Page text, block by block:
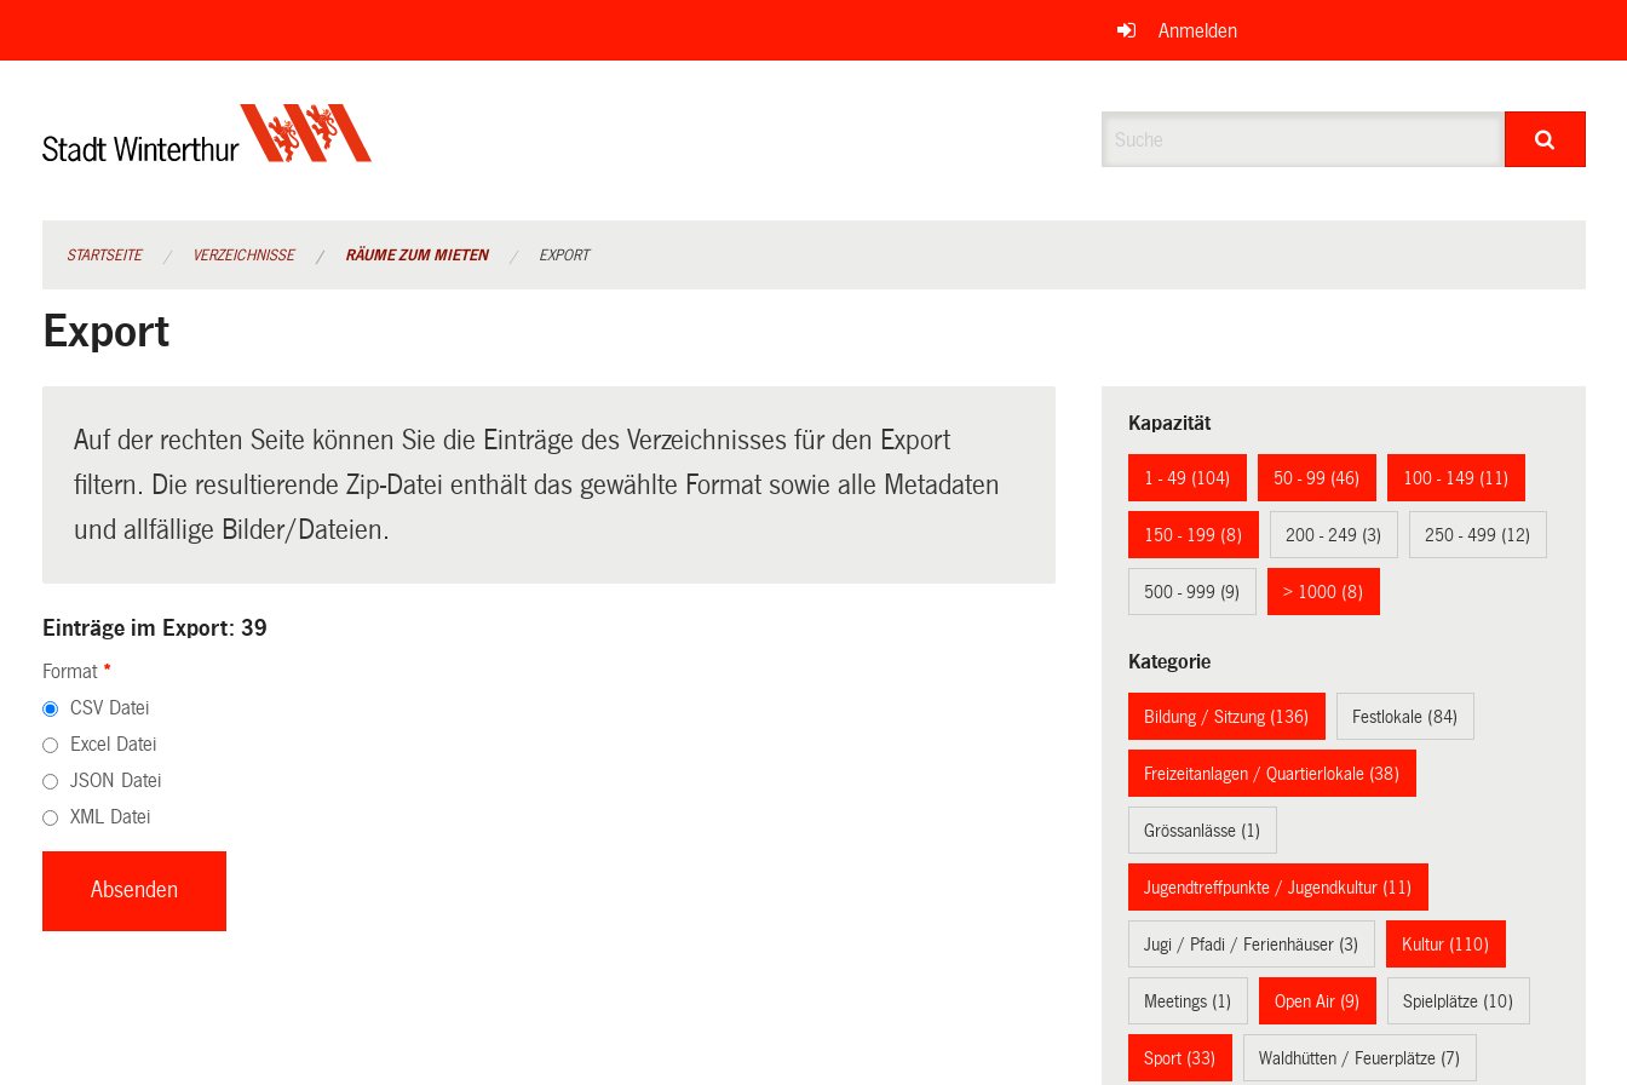
überspringen
Anmelden
STARTSEITE VERZEICHNISSE RÄUME ZUM MIETEN EXPORT
Export
Auf der rechten Seite können Sie die Einträge des Verzeichnisses für den Export
filtern. Die resultierende Zip-Datei enthält das gewählte Format sowie alle Metadaten
und allfällige Bilder/Dateien.
Einträge im Export: 39
Format *
CSV Datei
Excel Datei
JSON Datei
XML Datei
Kapazität
1 - 49 (104) 50 - 99 (46) 100 - 149 (11)
150 - 199 (8) 200 - 249 (3) 250 - 499 (12)
500 - 999 (9) > 1000 (8)
Kategorie
Bildung / Sitzung (136) Festlokale (84)
Freizeitanlagen / Quartierlokale (38)
Grössanlässe (1)
Jugendtreffpunkte / Jugendkultur (11)
Jugi / Pfadi / Ferienhäuser (3) Kultur (110)
Meetings (1) Open Air (9) Spielplätze (10)
Sport (33) Waldhütten / Feuerplätze (7)